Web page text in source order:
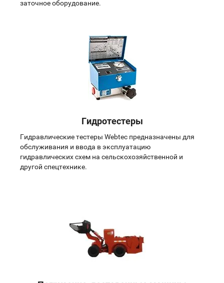
заточное оборудование.
Гидротестеры
Гидравлические тестеры Webtec предназначены для
обслуживания и ввода в эксплуатацию
гидравлических схем на сельскохозяйственной и
другой спецтехнике.